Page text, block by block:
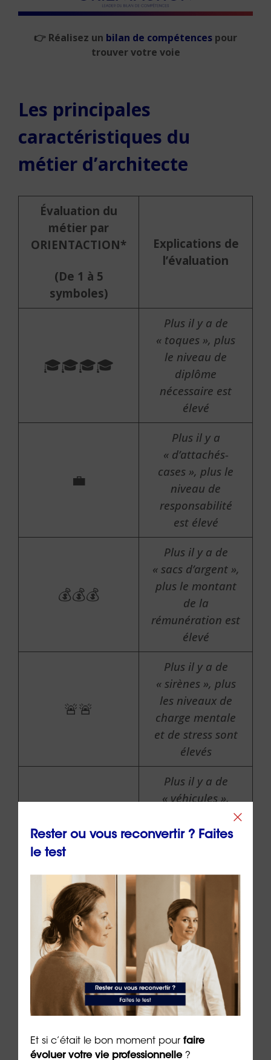
👉 Réalisez un bilan de compétences pour
trouver votre voie
Les principales
caractéristiques du
métier d’architecte
Évaluation du
métier par
ORIENTACTION*
(De 1 à 5
symboles)
Explications de
l’évaluation
🎓🎓🎓🎓
Plus il y a de
« toques », plus
le niveau de
diplôme
nécessaire est
élevé
💼
Plus il y a
« d’attachés-
cases », plus le
niveau de
responsabilité
est élevé
💰💰💰
Plus il y a de
« sacs d’argent »,
plus le montant
de la
rémunération est
élevé
🚨🚨
Plus il y a de
« sirènes », plus
les niveaux de
charge mentale
et de stress sont
élevés
Plus il y a de
« véhicules »,
plus la fréquence
des
🌳🌳🌳
Plus il y a
« d’arbres », plus
le métier a un
impact positif
sur
l’environnement
*Plus il y a de symboles et plus cette caractéristique est élevée.
Rester ou vous reconvertir ? Faites
le test
Et si c’était le bon moment pour faire
évoluer votre vie professionnelle?